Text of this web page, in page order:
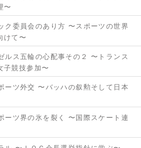
〜
ク委員会のあり方 〜スポーツの世界
けて〜
ルス五輪の心配事その２ 〜トランス
子競技参加〜
ーツ外交 〜バッハの叙勲そして日本
ーツ界の氷を裂く 〜国際スケート連